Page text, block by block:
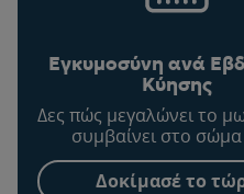
Εγκυμοσύνη ανά
Κύησης
Δες πώς μεγαλώνει το
συμβαίνει στο
Δοκίμασέ το